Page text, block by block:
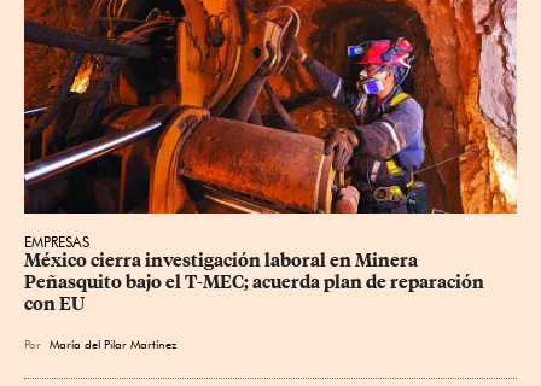
EMPRESAS
México cierra investigación laboral en Minera
Peñasquito bajo el T-MEC; acuerda plan de reparación
con EU
Por María del Pilar Martínez